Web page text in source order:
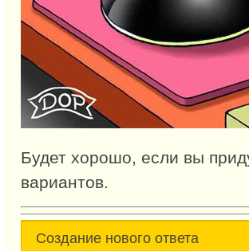
Будет хорошо, если вы
вариантов.
Создание нового ответа